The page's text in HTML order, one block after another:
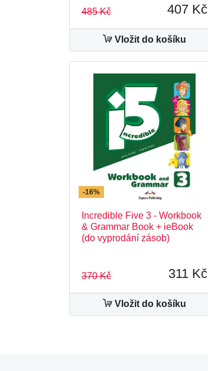
485 Kč 407 Kč
Vložit do košíku
-16%
Incredible Five 3 - Workbook
& Grammar Book + ieBook
(do vyprodání zásob)
370 Kč 311 Kč
Vložit do košíku